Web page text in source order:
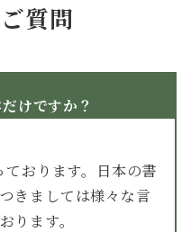
質問
けですか？
おります。日本の書
きましては様々な言
ります。